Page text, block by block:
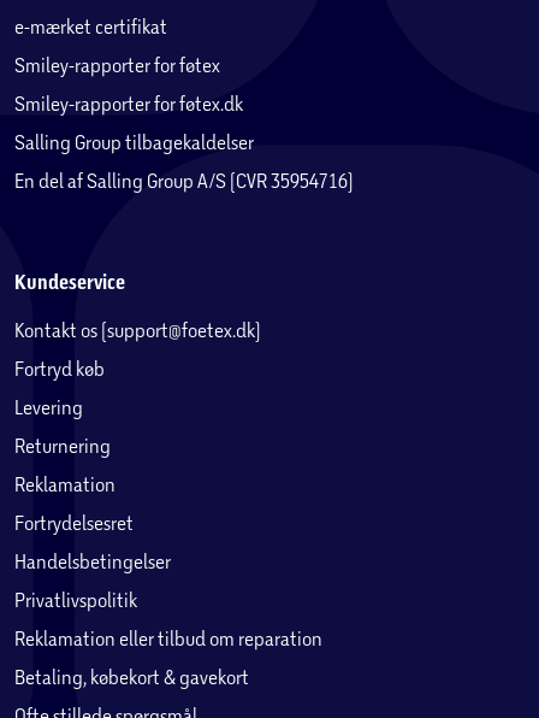
e-mærket certifikat
Smiley-rapporter for føtex
Smiley-rapporter for føtex.dk
Salling Group tilbagekaldelser
En del af Salling Group A/S (CVR 35954716)
Kundeservice
Kontakt os (support@foetex.dk)
Fortryd køb
Levering
Returnering
Reklamation
Fortrydelsesret
Handelsbetingelser
Privatlivspolitik
Reklamation eller tilbud om reparation
Betaling, købekort & gavekort